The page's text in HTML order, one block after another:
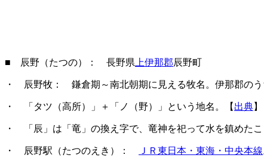
■ 辰野（たつの）： 長野県 上伊那郡辰野町
・ 辰野牧： 鎌倉期～南北朝期に見える牧名。伊那郡のう
・ 「タツ（高所）」＋「ノ（野）」という地名。【 出典】
・ 「辰」は「竜」の換え字で、竜神を祀って水を鎮めた
・ 辰野駅（たつのえき）： ＪＲ東日本・東海・中央本線